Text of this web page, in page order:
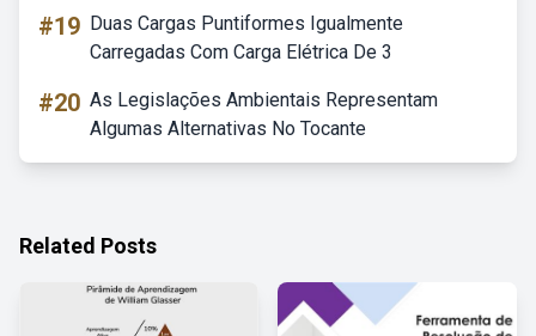
#19 Duas Cargas Puntiformes Igualmente
Carregadas Com Carga Elétrica De 3
#20 As Legislações Ambientais Representam
Algumas Alternativas No Tocante
Related Posts